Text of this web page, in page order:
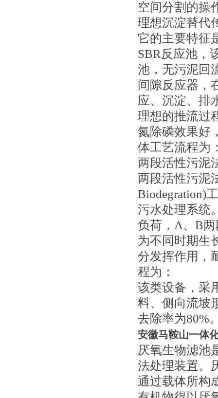
空间分割的操
理想沉淀替代
它的主要特征
SBR反应池，
池，无污泥回
间隙反应器，
应、沉淀、排
理想的推流过
氮除磷效果好
体工艺流程
两段活性污泥
两段活性污泥
Biodegration)
污水处理系统
负荷，A、B
为不同时期生
分发挥作用，
程为：
该类设备，采
料、侧向流坡
去除率为80%
安徽马鞍山一体
厌氧生物滤池
法处理装置。
通过载体所构